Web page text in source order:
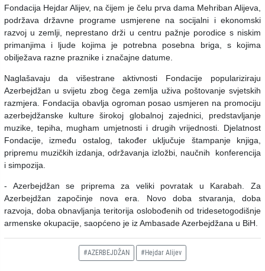
Fondacija Hejdar Alijev, na čijem je čelu prva dama Mehriban Alijeva,
podržava državne programe usmjerene na socijalni i ekonomski
razvoj u zemlji, neprestano drži u centru pažnje porodice s niskim
primanjima i ljude kojima je potrebna posebna briga, s kojima
obilježava razne praznike i značajne datume.
Naglašavaju da višestrane aktivnosti Fondacije populariziraju
Azerbejdžan u svijetu zbog čega zemlja uživa poštovanje svjetskih
razmjera. Fondacija obavlja ogroman posao usmjeren na promociju
azerbejdžanske kulture širokoj globalnoj zajednici, predstavljanje
muzike, tepiha, mugham umjetnosti i drugih vrijednosti. Djelatnost
Fondacije, između ostalog, također uključuje štampanje knjiga,
pripremu muzičkih izdanja, održavanja izložbi, naučnih konferencija
i simpozija.
- Azerbejdžan se priprema za veliki povratak u Karabah. Za
Azerbejdžan započinje nova era. Novo doba stvaranja, doba
razvoja, doba obnavljanja teritorija oslobođenih od tridesetogodišnje
armenske okupacije, saopćeno je iz Ambasade Azerbejdžana u BiH.
#AZERBEJDŽAN #Hejdar Alijev